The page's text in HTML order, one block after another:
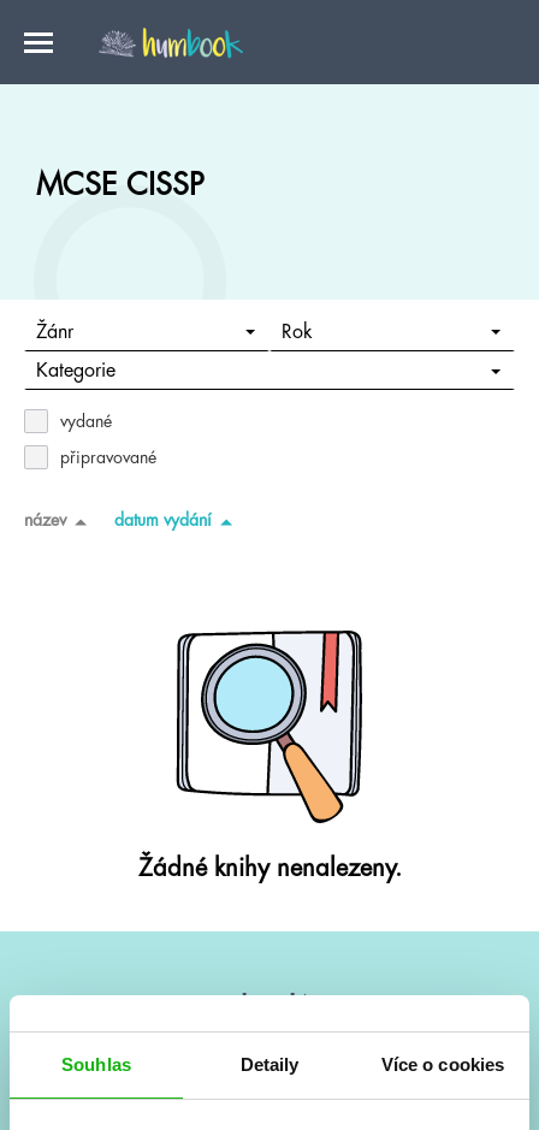
Souhlas Detaily Více o cookies
MCSE CISSP
Žánr Rok
Kategorie
vydané
připravované
název datum vydání
Žádné knihy nenalezeny.
Vše kolem #youngadult každý měsíc rovnou do mailu!
a seriálové adaptace a další.